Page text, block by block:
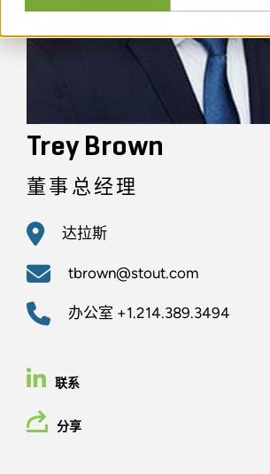
Trey Brown
董事总经理
达拉斯
tbrown@stout.com
办公室 +1.214.389.3494
联系
分享